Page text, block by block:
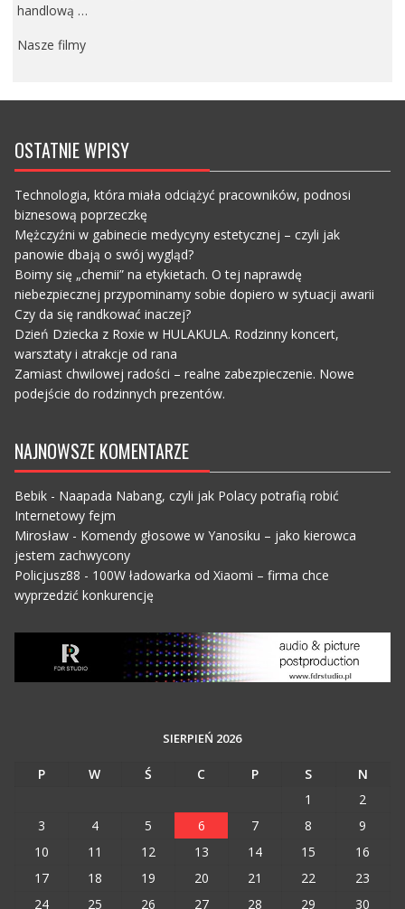
handlową …
Nasze filmy
OSTATNIE WPISY
Technologia, która miała odciążyć pracowników, podnosi
biznesową poprzeczkę
Mężczyźni w gabinecie medycyny estetycznej – czyli jak
panowie dbają o swój wygląd?
Boimy się „chemii” na etykietach. O tej naprawdę
niebezpiecznej przypominamy sobie dopiero w sytuacji awarii
Czy da się randkować inaczej?
Dzień Dziecka z Roxie w HULAKULA. Rodzinny koncert,
warsztaty i atrakcje od rana
Zamiast chwilowej radości – realne zabezpieczenie. Nowe
podejście do rodzinnych prezentów.
NAJNOWSZE KOMENTARZE
Bebik- Naapada Nabang, czyli jak Polacy potrafią robić
Internetowy fejm
Mirosław- Komendy głosowe w Yanosiku – jako kierowca
jestem zachwycony
Policjusz88 - 100W ładowarka od Xiaomi – firma chce
wyprzedzić konkurencję
SIERPIEŃ 2026
P W Ś C P S
N
1
2
3
4 5 6 7 8
9
10
11 12 13 14 15
16
17
18 19 20 21 22
23
24
25 26 27 28 29 30